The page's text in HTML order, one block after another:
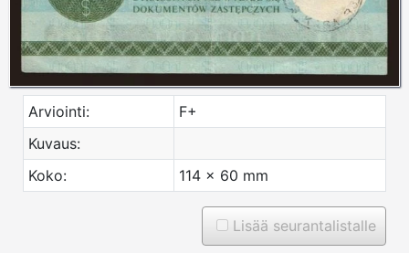
Arviointi:
F+
Kuvaus:
Koko:
114 x 60 mm
Lisää seurantalistalle